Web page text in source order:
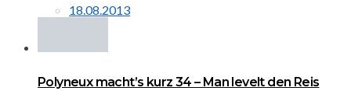
18.08.2013
Polyneux macht’s kurz 34 – Man levelt den Reis